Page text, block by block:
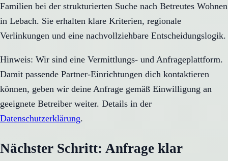
Familien bei der strukturierten Suche nach Betreutes Wohnen
in Lebach. Sie erhalten klare Kriterien, regionale
Verlinkungen und eine nachvollziehbare Entscheidungslogik.
Hinweis: Wir sind eine Vermittlungs- und Anfrageplattform.
Damit passende Partner-Einrichtungen dich kontaktieren
können, geben wir deine Anfrage gemäß Einwilligung an
geeignete Betreiber weiter. Details in der
Datenschutzerklärung.
Nächster Schritt: Anfrage klar